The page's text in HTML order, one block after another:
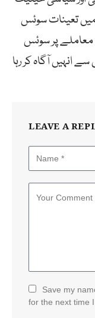
میں تعینات سوئس
پر سوئس
انہیں آگاہ کر رہا
LEAVE A
Save my
for the next time